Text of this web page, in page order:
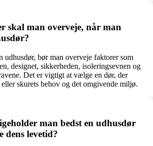
skal man overveje, når man
udhusdør, bør man overveje faktorer som
designet, sikkerheden, isoleringsevnen og
Det er vigtigt at vælge en dør, der
eller skurets behov og det omgivende miljø.
man bedst en udhusdør
levetid?